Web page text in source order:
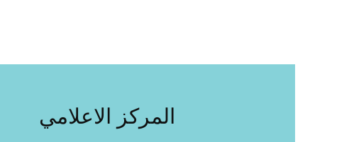
المركز الاعلامي